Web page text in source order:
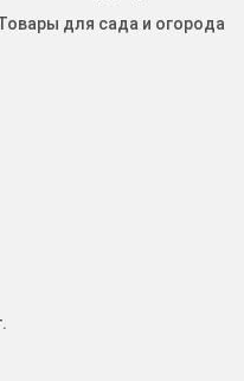
для сада и огорода